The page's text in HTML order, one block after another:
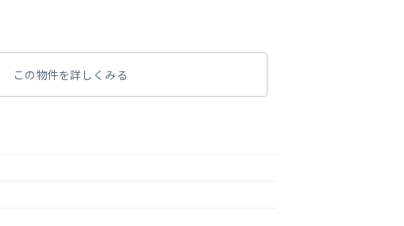
この物件を詳しくみる